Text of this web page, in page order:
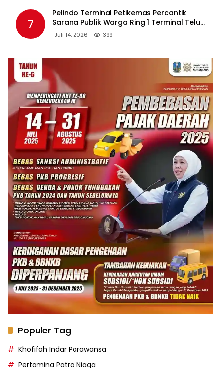
7
Pelindo Terminal Petikemas Percantik
Sarana Publik Warga Ring 1 Terminal Teluk
Lamong Lewat Program TJSL
Juli 14, 2026 399
Populer Tag
Khofifah Indar Parawansa
Pertamina Patra Niaga